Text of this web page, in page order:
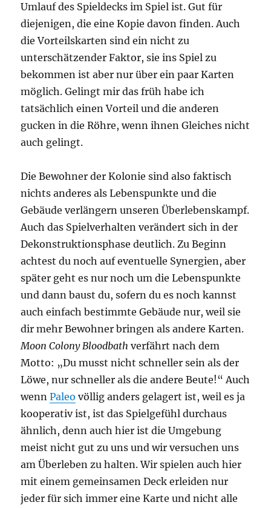
Umlauf des Spieldecks im Spiel ist. Gut für
diejenigen, die eine Kopie davon finden. Auch
die Vorteilskarten sind ein nicht zu
unterschätzender Faktor, sie ins Spiel zu
bekommen ist aber nur über ein paar Karten
möglich. Gelingt mir das früh habe ich
tatsächlich einen Vorteil und die anderen
gucken in die Röhre, wenn ihnen Gleiches nicht
auch gelingt.
Die Bewohner der Kolonie sind also faktisch
nichts anderes als Lebenspunkte und die
Gebäude verlängern unseren Überlebenskampf.
Auch das Spielverhalten verändert sich in der
Dekonstruktionsphase deutlich. Zu Beginn
achtest du noch auf eventuelle Synergien, aber
später geht es nur noch um die Lebenspunkte
und dann baust du, sofern du es noch kannst
auch einfach bestimmte Gebäude nur, weil sie
dir mehr Bewohner bringen als andere Karten.
Moon Colony Bloodbath verfährt nach dem
Motto: „Du musst nicht schneller sein als der
Löwe, nur schneller als die andere Beute!“ Auch
wennPaleo völlig anders gelagert ist, weil es ja
kooperativ ist, ist das Spielgefühl durchaus
ähnlich, denn auch hier ist die Umgebung
meist nicht gut zu uns und wir versuchen uns
am Überleben zu halten. Wir spielen auch hier
mit einem gemeinsamen Deck erleiden nur
jeder für sich immer eine Karte und nicht alle